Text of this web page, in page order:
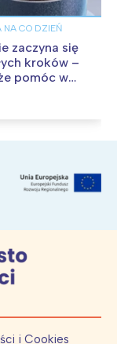
NA CO DZIEŃ
zaczyna się
kroków –
pomóc w
i Cookies